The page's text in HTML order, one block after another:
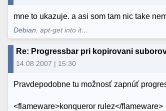
mne to ukazuje. a asi som tam nic take
Debian . apt-get into it…
Re: Progressbar pri kopirovani
14.08.2007 | 15:30
Pravdepodobne tu možnosť zapnúť
<flameware>konqueror rulez</flameware>